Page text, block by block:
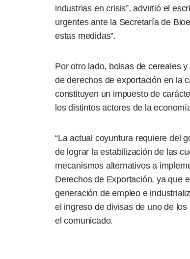
industrias en crisis”, advirtió el
urgentes ante la Secretaría de
estas medidas”.
Por otro lado, bolsas de cereales
de derechos de exportación en la
constituyen un impuesto de
los distintos actores de la
“La actual coyuntura requiere del
de lograr la estabilización de las
mecanismos alternativos a
Derechos de Exportación, ya que
generación de empleo e
el ingreso de divisas de uno de
el comunicado.